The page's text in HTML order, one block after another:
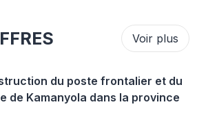
Voir plus
du poste frontalier et du
de Kamanyola dans la province